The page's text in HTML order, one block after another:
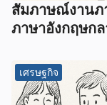
สัมภาษณ์งานภ
ภาษาอังกฤษก
เศรษฐกิจ